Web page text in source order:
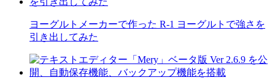
ヨーグルトメーカーで作った R-1 ヨーグルトで強さを
引き出してみた